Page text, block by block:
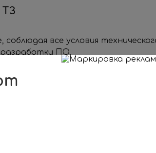
все условия
ПО.
вам и разработчикам, по